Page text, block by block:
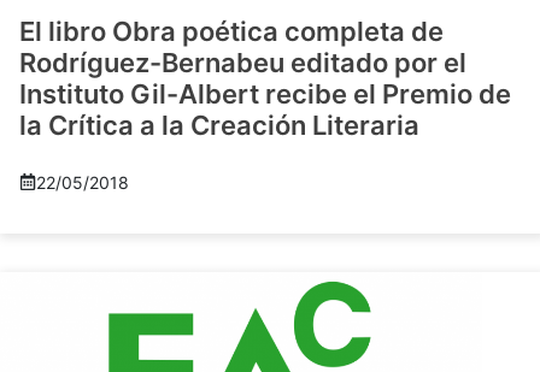
El libro Obra poética completa de
Rodríguez-Bernabeu editado por el
Instituto Gil-Albert recibe el Premio de
la Crítica a la Creación Literaria
22/05/2018